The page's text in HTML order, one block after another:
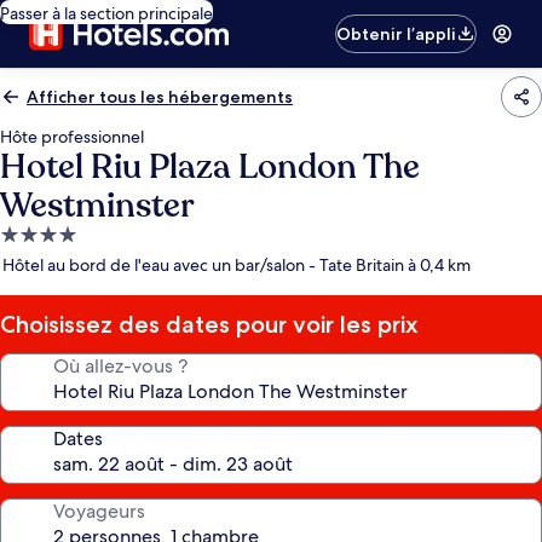
Passer à la section principale
Obtenir l’appli
Afficher tous les hébergements
Hôte professionnel
Hotel Riu Plaza London The
Westminster
Hébergement
4.0 étoiles
Hôtel au bord de l'eau avec un bar/salon - Tate Britain à 0,4 km
Choisissez des dates pour voir les prix
Où allez-vous ?
Dates
Voyageurs